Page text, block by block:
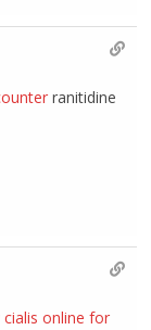
ranitidine
online for